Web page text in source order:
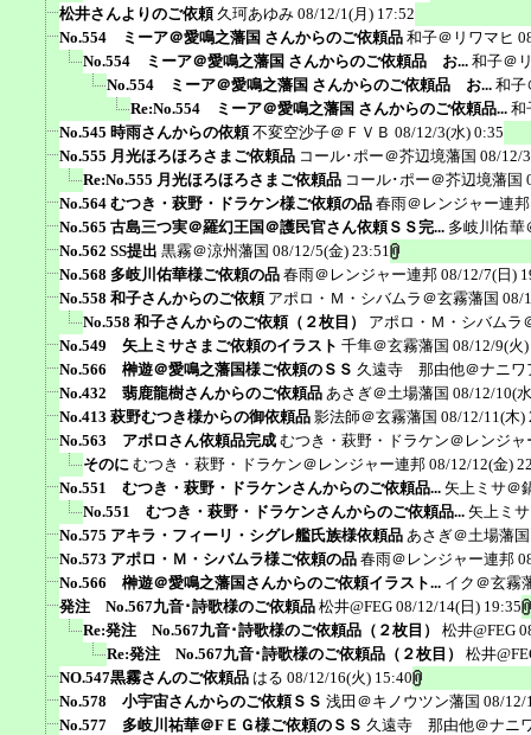
松井さんよりのご依頼 久珂あゆみ 08/12/1(月) 17:52
No.554 ミーア＠愛鳴之藩国 さんからのご依頼品 和子＠リワマヒ
No.554 ミーア＠愛鳴之藩国 さんからのご依頼品 お... 和子＠
No.554 ミーア＠愛鳴之藩国 さんからのご依頼品 お... 和子
Re:No.554 ミーア＠愛鳴之藩国 さんからのご依頼品... 和
No.545 時雨さんからの依頼 不変空沙子＠ＦＶＢ 08/12/3(水) 0:35
No.555 月光ほろほろさまご依頼品 コール･ポー＠芥辺境藩国 08/12/
Re:No.555 月光ほろほろさまご依頼品 コール･ポー＠芥辺境藩国
No.564 むつき・萩野・ドラケン様ご依頼の品 春雨＠レンジャー連邦
No.565 古島三つ実＠羅幻王国＠護民官さん依頼ＳＳ完... 多岐川佑華
No.562 SS提出 黒霧＠涼州藩国 08/12/5(金) 23:51
No.568 多岐川佑華様ご依頼の品 春雨＠レンジャー連邦 08/12/7(日)
No.558 和子さんからのご依頼 アポロ・Ｍ・シバムラ＠玄霧藩国 08/
No.558 和子さんからのご依頼（２枚目）
アポロ・Ｍ・シバムラ
No.549 矢上ミサさまご依頼のイラスト 千隼＠玄霧藩国 08/12/9(火
No.566 榊遊＠愛鳴之藩国様ご依頼のＳＳ 久遠寺 那由他＠ナニワ
No.432 翡鹿龍樹さんからのご依頼品 あさぎ＠土場藩国 08/12/10(
No.413 萩野むつき様からの御依頼品 影法師＠玄霧藩国 08/12/11(木)
No.563 アポロさん依頼品完成 むつき・萩野・ドラケン＠レンジャ
そのに むつき・萩野・ドラケン＠レンジャー連邦 08/12/12(金)
No.551 むつき・萩野・ドラケンさんからのご依頼品... 矢上ミサ＠
No.551 むつき・萩野・ドラケンさんからのご依頼品... 矢上ミ
No.575 アキラ・フィーリ・シグレ艦氏族様依頼品 あさぎ＠土場藩国
No.573 アポロ・Ｍ・シバムラ様ご依頼の品 春雨＠レンジャー連邦
No.566 榊遊＠愛鳴之藩国さんからのご依頼イラスト... イク＠玄霧
発注 No.567九音･詩歌様のご依頼品 松井@FEG 08/12/14(日) 19:35
Re:発注 No.567九音･詩歌様のご依頼品（２枚目）
松井@FEG
Re:発注 No.567九音･詩歌様のご依頼品（２枚目）
松井
NO.547黒霧さんのご依頼品 はる 08/12/16(火) 15:40
No.578 小宇宙さんからのご依頼ＳＳ 浅田＠キノウツン藩国 08/12/
No.577 多岐川祐華＠FＥＧ様ご依頼のＳＳ 久遠寺 那由他＠ナニ